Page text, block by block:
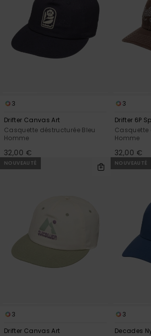
questions
fréquentes
et notre
formulaire
de
3
Drifter Canvas Art
Casquette déstructurée Bleu
Homme
32,00 €
3
Drifter 6P
Casquette
Homme
32,00 €
NOUVEAUTÉ
3
Drifter Canvas Art
NOUVEAUTÉ
3
Decades